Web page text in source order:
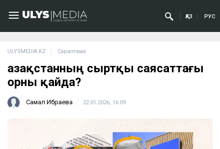
ҚАЗ РУС
ULYSMEDIA.KZ Сараптама
Қазақстанның сыртқы саясаттағы
орны қайда?
Самал Ибраева 22.01.2026, 16:09